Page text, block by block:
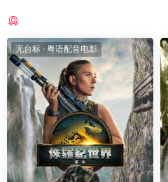
无台标 · 粤语配音电影